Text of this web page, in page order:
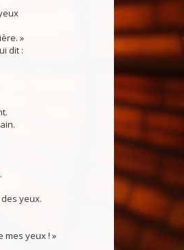
»
dit :
yeux.
mes yeux ! »